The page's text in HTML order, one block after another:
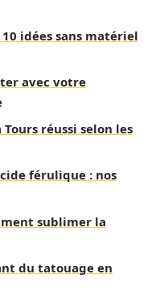
idées sans matériel
avec votre
réussi selon les
férulique : nos
sublimer la
du tatouage en